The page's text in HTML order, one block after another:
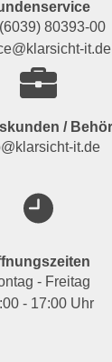
80393-00
it.de
/
it.de
- Freitag
- 17:00 Uhr